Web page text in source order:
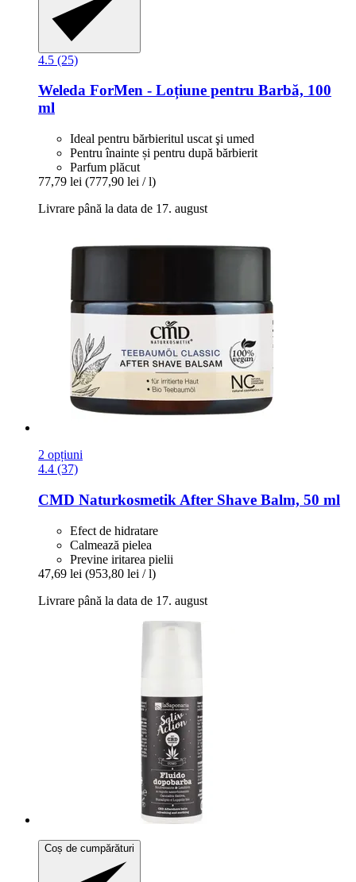
4.5 (25)
Weleda ForMen -​ Loțiune pentru Barbă, 100
ml
Ideal pentru bărbieritul uscat şi umed
Pentru înainte și pentru după bărbierit
Parfum plăcut
77,79 lei (777,90 lei / l)
Livrare până la data de 17. august
2 opțiuni
4.4 (37)
CMD Naturkosmetik After Shave Balm, 50 ml
Efect de hidratare
Calmează pielea
Previne iritarea pielii
47,69 lei (953,80 lei / l)
Livrare până la data de 17. august
Coș de cumpărături